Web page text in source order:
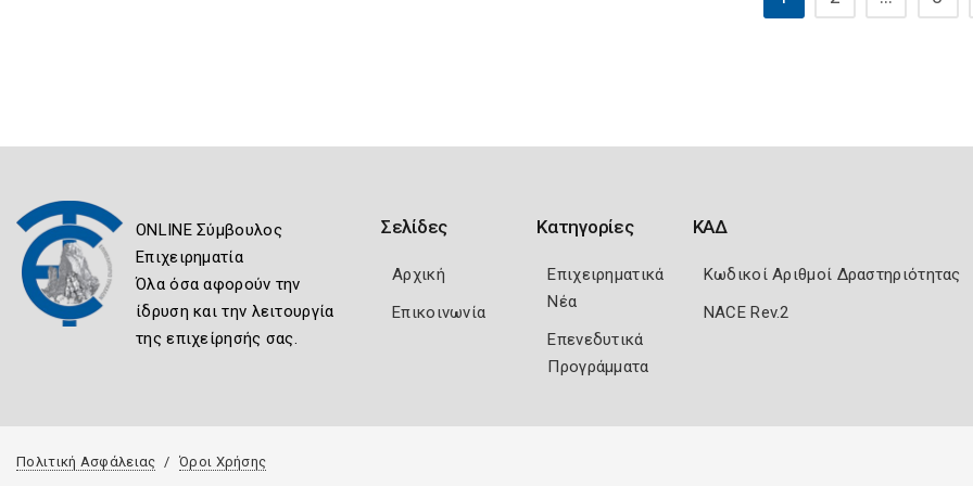
ONLINE Σύμβουλος
Επιχειρηματία
Όλα όσα αφορούν την
ίδρυση και την λειτουργία
της επιχείρησής σας.
Σελίδες
Αρχική
Επικοινωνία
Κατηγορίες
Επιχειρηματικά
Νέα
Επενεδυτικά
Προγράμματα
ΚΑΔ
Κωδικοί Αριθμοί Δραστηριότητας
NACE Rev.2
Πολιτική Ασφάλειας Όροι Χρήσης